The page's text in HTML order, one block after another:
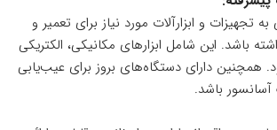
تجهیزات و ابزارآلات مورد نیاز برای تعمیر و
باشد. این شامل ابزارهای مکانیکی، الکتریکی
همچنین دارای دستگاه‌های بروز برای عیب‌یابی
باشد.